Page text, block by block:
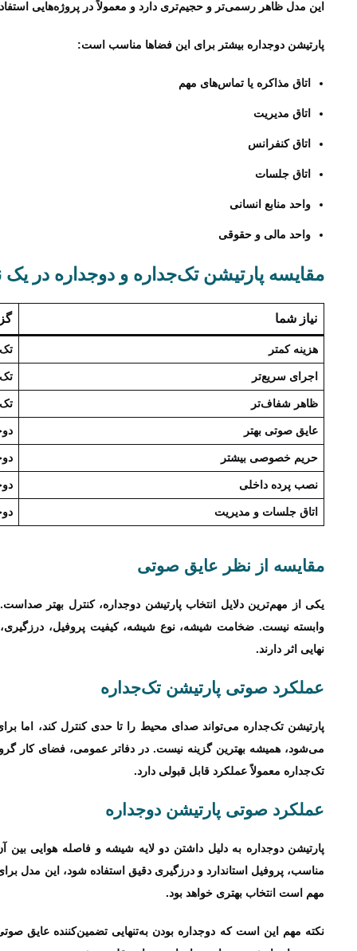
این مدل ظاهر رسمی‌تر و حجیم‌تری دارد و معمولاً در پروژه‌هایی
پارتیشن دوجداره بیشتر برای این فضاها مناسب است:
اتاق مذاکره یا تماس‌های مهم
اتاق مدیریت
اتاق کنفرانس
اتاق جلسات
واحد منابع انسانی
واحد مالی و حقوقی
مقایسه پارتیشن تک‌جداره و دوجداره در یک
نیاز شما
هزینه کمتر
اجرای سریع‌تر
ظاهر شفاف‌تر
عایق صوتی بهتر
حریم خصوصی بیشتر
نصب پرده داخلی
اتاق جلسات و مدیریت
مقایسه از نظر عایق صوتی
یکی از مهم‌ترین دلایل انتخاب پارتیشن دوجداره، کنترل بهتر
وابسته نیست. ضخامت شیشه، نوع شیشه، کیفیت پروفیل،
نهایی اثر دارند.
عملکرد صوتی پارتیشن تک‌جداره
پارتیشن تک‌جداره می‌تواند صدای محیط را تا حدی کنترل کند، اما
می‌شود، همیشه بهترین گزینه نیست. در دفاتر عمومی، فضای کار
تک‌جداره معمولاً عملکرد قابل قبولی دارد.
عملکرد صوتی پارتیشن دوجداره
پارتیشن دوجداره به دلیل داشتن دو لایه شیشه و فاصله هوایی
مناسب، پروفیل استاندارد و درزگیری دقیق استفاده شود، این مدل
مهم است انتخاب بهتری خواهد بود.
نکته مهم این است که دوجداره بودن به‌تنهایی تضمین‌کننده